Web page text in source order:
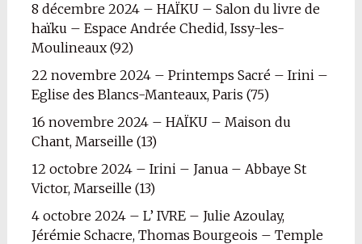
8 décembre 2024 – HAÏKU – Salon du livre de
haïku – Espace Andrée Chedid, Issy-les-
Moulineaux (92)
22 novembre 2024 – Printemps Sacré – Irini –
Eglise des Blancs-Manteaux, Paris (75)
16 novembre 2024 – HAÏKU – Maison du
Chant, Marseille (13)
12 octobre 2024 – Irini – Janua – Abbaye St
Victor, Marseille (13)
4 octobre 2024 – L’ IVRE – Julie Azoulay,
Jérémie Schacre, Thomas Bourgeois – Temple